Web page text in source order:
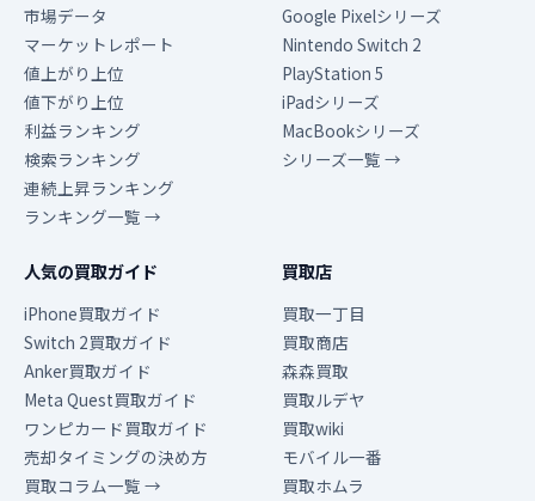
市場データ
マーケットレポート
値上がり上位
値下がり上位
利益ランキング
検索ランキング
連続上昇ランキング
ランキング一覧 →
Google Pixelシリーズ
Nintendo Switch 2
PlayStation 5
iPadシリーズ
MacBookシリーズ
シリーズ一覧 →
人気の買取ガイド
iPhone買取ガイド
Switch 2買取ガイド
Anker買取ガイド
Meta Quest買取ガイド
ワンピカード買取ガイド
売却タイミングの決め方
買取コラム一覧 →
買取店
買取一丁目
買取商店
森森買取
買取ルデヤ
買取wiki
モバイル一番
買取ホムラ